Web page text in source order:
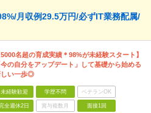
月収例29.5万円/必ずIT業務配属/
5000名超の育成実績＊98%が未経験スタート】
今の自分をアップデート」して基礎から始める
しい一歩◎
未経験歓迎 学歴不問 ベテランOK
全週休2日 賞与複数月 面接1回